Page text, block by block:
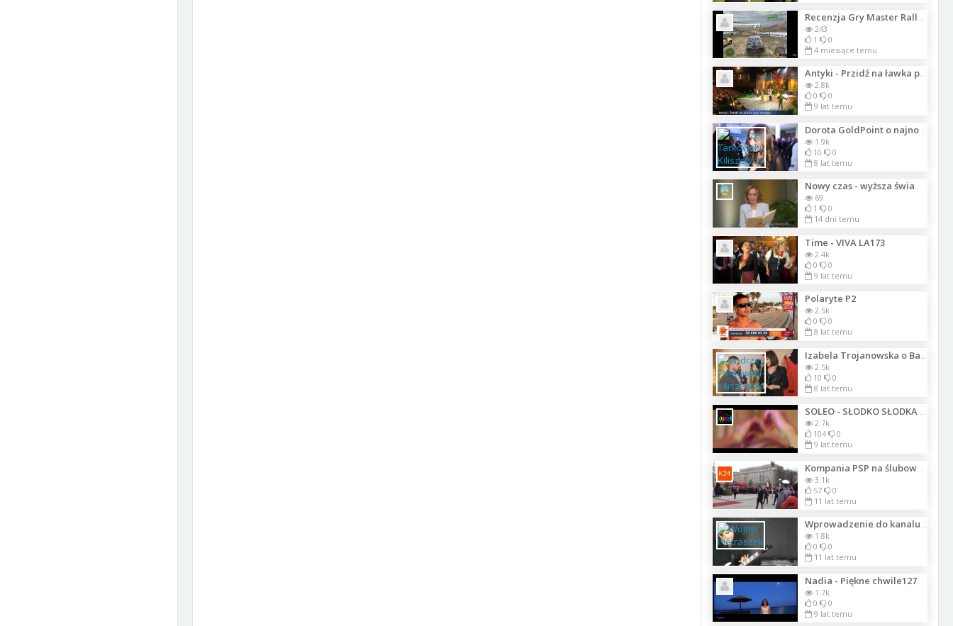
243
1
0
4 miesiące temu
Antyki - Przidź na ławka pod familok4788
2.8k
0
0
9 lat temu
1.9k
10
0
8 lat temu
Nowy czas - wyższa świadomość? Daj się prowadzić. Część 4
69
1
0
14 dni temu
Time - VIVA LA173
2.4k
0
0
9 lat temu
Polaryte P2
2.5k
0
0
8 lat temu
2.5k
10
0
8 lat temu
SOLEO - SŁODKO SŁODKA - OFFICIAL VIDEO
2.7k
104
0
9 lat temu
3.1k
57
0
11 lat temu
Wprowadzenie do kanalu ROCKDAY
1.8k
0
0
11 lat temu
Nadia - Piękne chwile127
1.7k
0
0
9 lat temu